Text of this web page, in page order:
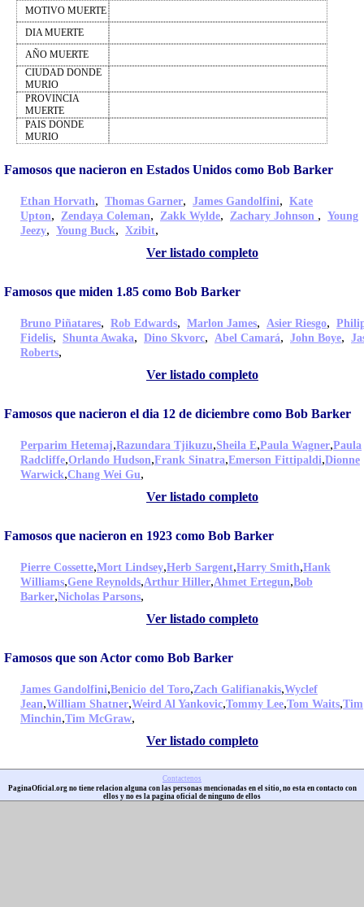
MOTIVO MUERTE
DIA MUERTE
AÑO MUERTE
CIUDAD DONDE
MURIO
PROVINCIA
MUERTE
PAIS DONDE
MURIO
Famosos que nacieron en Estados Unidos como Bob Barker
Ethan Horvath, Thomas Garner, James Gandolfini, Kate
Upton, Zendaya Coleman, Zakk Wylde, Zachary Johnson , Young
Jeezy, Young Buck, Xzibit,
Ver listado completo
Famosos que miden 1.85 como Bob Barker
Bruno Piñatares, Rob Edwards, Marlon James, Asier Riesgo,
Fidelis, Shunta Awaka, Dino Skvorc, Abel Camará, John Boye,
Roberts,
Ver listado completo
Famosos que nacieron el dia 12 de diciembre como Bob Barker
Perparim Hetemaj,Razundara Tjikuzu,Sheila E,Paula Wagner,Paula
Radcliffe,Orlando Hudson,Frank Sinatra,Emerson Fittipaldi,Dionne
Warwick,Chang Wei Gu,
Ver listado completo
Famosos que nacieron en 1923 como Bob Barker
Pierre Cossette,Mort Lindsey,Herb Sargent,Harry Smith,Hank
Williams,Gene Reynolds,Arthur Hiller,Ahmet Ertegun,Bob
Barker,Nicholas Parsons,
Ver listado completo
Famosos que son Actor como Bob Barker
James Gandolfini,Benicio del Toro,Zach Galifianakis,Wyclef
Jean,William Shatner,Weird Al Yankovic,Tommy Lee,Tom Waits,Tim
Minchin,Tim McGraw,
Ver listado completo
Contactenos
PaginaOficial.org no tiene relacion alguna con las personas mencionadas en el sitio, no esta en contacto con
ellos y no es la pagina oficial de ninguno de ellos